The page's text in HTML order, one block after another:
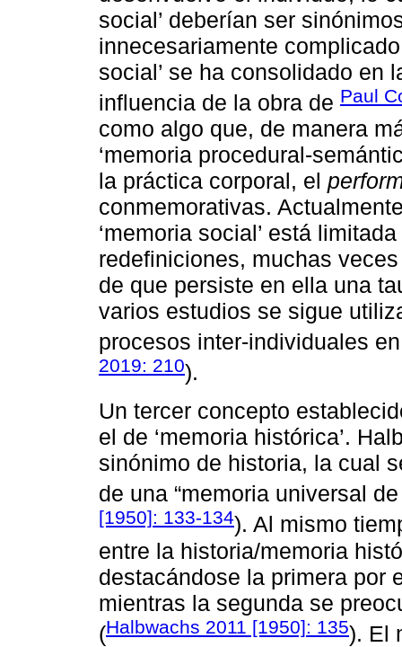
social’ deberían ser
innecesariamente
social’ se ha consolidado en
influencia de la obra de Paul
como algo que, de manera
‘memoria procedural-
la práctica corporal, el
conmemorativas.
‘memoria social’ está
redefiniciones, muchas
de que persiste en ella una
varios estudios se sigue
procesos inter-individuales
2019: 210).
Un tercer concepto
el de ‘memoria histórica’.
sinónimo de historia, la cual
de una “memoria universal
[1950]: 133-134). Al mismo
entre la historia/memoria
destacándose la primera por
mientras la segunda se
(Halbwachs 2011 [1950]: 135). El